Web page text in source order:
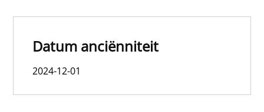
Datum anciënniteit
2024-12-01